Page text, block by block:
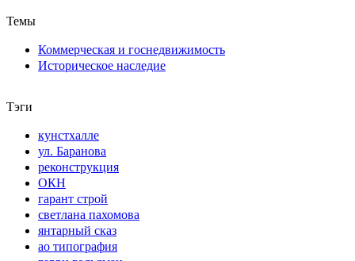
Темы
Коммерческая и госнедвижимость
Историческое наследие
Тэги
кунстхалле
ул. Баранова
реконструкция
ОКН
гарант строй
светлана пахомова
янтарный сказ
ао типография